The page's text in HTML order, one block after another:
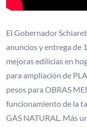
El Gobernador
anuncios y entrega de
mejoras edilicias en
para ampliación de
pesos para OBRAS
funcionamiento de la
GAS NATURAL. Más